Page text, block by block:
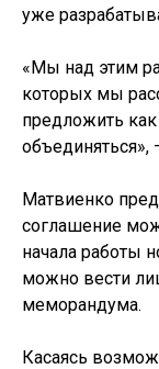
уже
«Мы над этим
которых мы
предложить
объединяться»,
Матвиенко
соглашение
начала работы
можно вести
меморандума.
Касаясь